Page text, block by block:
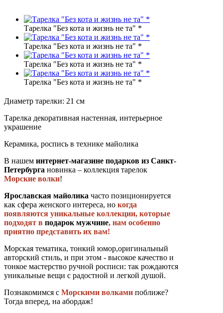
Тарелка "Без кота и жизнь не та" *
Тарелка "Без кота и жизнь не та" *
Тарелка "Без кота и жизнь не та" *
Тарелка "Без кота и жизнь не та" *
Диаметр тарелки: 21 см
Тарелка декоративная настенная, интерьерное
украшение
Керамика, роспись в технике майолика
В нашем интернет-магазине подарков из Санкт-
Петербурга новинка – коллекция тарелок
Морские волки!
Ярославская майолика часто позиционируется
как сфера женского интереса, но когда
появляются уникальные коллекции, которые
подходят в подарок мужчине, нам особенно
приятно представить их вам!
Морская тематика, тонкий юмор,оригинальный
авторский стиль, и при этом - высокое качество и
тонкое мастерство ручной росписи: так рождаются
уникальные вещи с радостной и легкой душой.
Познакомимся с Морскими волками поближе?
Тогда вперед, на абордаж!